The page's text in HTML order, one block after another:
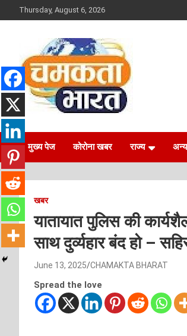
to
Thursday, August 6, 2026
CHAMAKTA
NEWS
मुख्य पेज कोरोना खबर राज्य
खबर
यातायात पुलिस की
साथ दुर्व्यहार बंद हो –
June 13, 2025 CHAMAKTA BHARAT
Spread the love